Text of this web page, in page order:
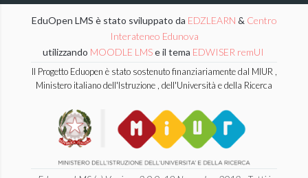
EduOpen LMS è stato sviluppato da EDZLEARN & Centro
Interateneo Edunova
utilizzando MOODLE LMSe il tema EDWISER remUI
Il Progetto Eduopen è stato sostenuto finanziariamente dal MIUR ,
Ministero italiano dell'Istruzione , dell'Università e della Ricerca